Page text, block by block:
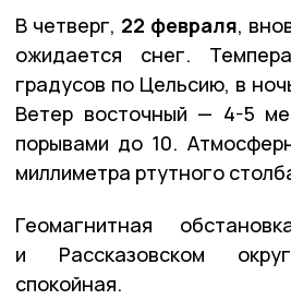
В четверг, 22 февраля,
ожидается снег.
градусов по Цельсию, в
Ветер восточный — 4-5
порывами до 10.
миллиметра ртутного
Геомагнитная
и Рассказовском
спокойная.